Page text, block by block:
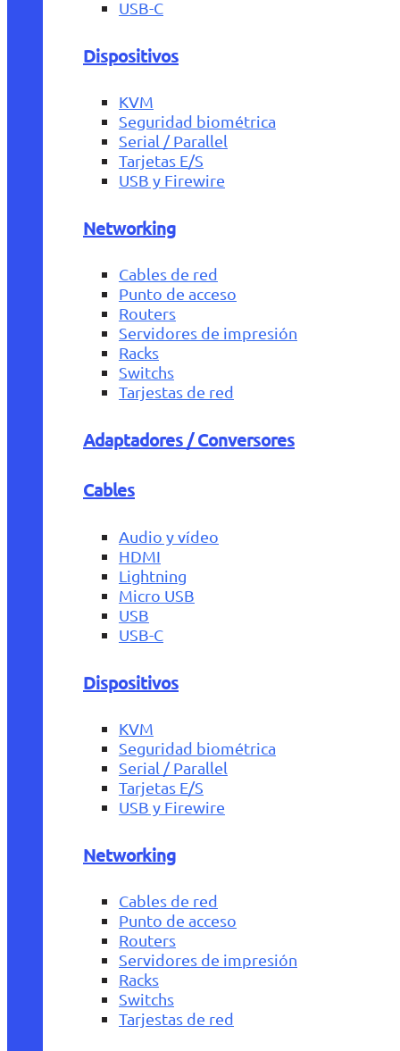
USB-C
Dispositivos
KVM
Seguridad biométrica
Serial / Parallel
Tarjetas E/S
USB y Firewire
Networking
Cables de red
Punto de acceso
Routers
Servidores de impresión
Racks
Switchs
Tarjestas de red
Adaptadores / Conversores
Cables
Audio y vídeo
HDMI
Lightning
Micro USB
USB
USB-C
Dispositivos
KVM
Seguridad biométrica
Serial / Parallel
Tarjetas E/S
USB y Firewire
Networking
Cables de red
Punto de acceso
Routers
Servidores de impresión
Racks
Switchs
Tarjestas de red